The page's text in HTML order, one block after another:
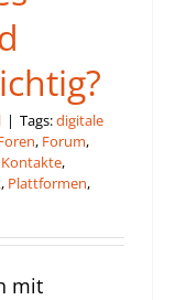
| Tags:digitale
, Forum,
Kontakte,
, Plattformen,
mit